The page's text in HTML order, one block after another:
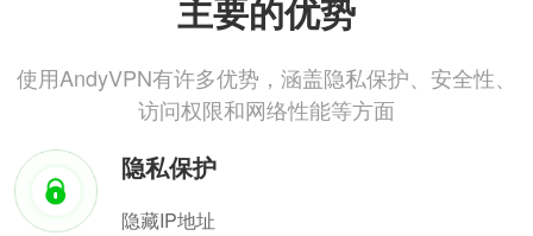
主要的优势
使用AndyVPN有许多优势，涵盖隐私保护、安全性、
访问权限和网络性能等方面
隐私保护
隐藏IP地址